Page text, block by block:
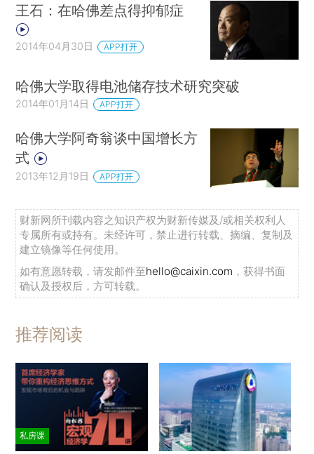
王石：在哈佛差点得抑郁症
2014年04月30日 APP打开
哈佛大学取得电池储存技术研究突破
2014年01月14日 APP打开
哈佛大学阿奇翁谈中国增长方
式
2013年12月19日 APP打开
财新网所刊载内容之知识产权为财新传媒及/或相关权利人
专属所有或持有。未经许可，禁止进行转载、摘编、复制及
建立镜像等任何使用。
如有意愿转载，请发邮件至hello@caixin.com ，获得书面
确认及授权后，方可转载。
推荐阅读
私房课